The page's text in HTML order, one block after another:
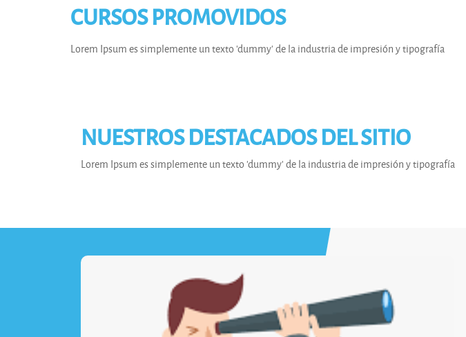
CURSOS PROMOVIDOS
Lorem Ipsum es simplemente un texto 'dummy' de la industria de impresión y tipografía
NUESTROS DESTACADOS DEL SITIO
Lorem Ipsum es simplemente un texto 'dummy' de la industria de impresión y tipografía